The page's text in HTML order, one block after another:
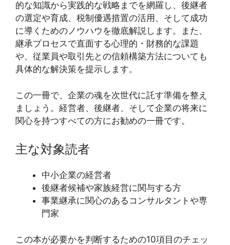
的な知識から実践的な戦略までを網羅し、後継者
の選定や育成、税制優遇措置の活用、そして成功
に導くためのノウハウを徹底解説します。また、
継承プロセスで直面する心理的・財務的な課題
や、従業員や取引先との信頼構築方法についても
具体的な解決策を提示します。
この一冊で、企業の魂を次世代に託す準備を整え
ましょう。経営者、後継者、そして企業の将来に
関心を持つすべての方にお勧めの一冊です。
主な対象読者
中小企業の経営者
後継者候補や家族経営に関与する方
事業継承に関心のあるコンサルタントや専
門家
この本が必要かを判断するための10項目のチェッ